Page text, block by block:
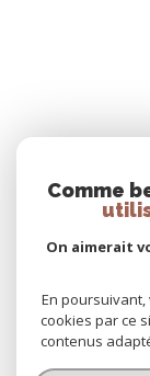
Comme
On aimerait
En
cookies par ce
contenus